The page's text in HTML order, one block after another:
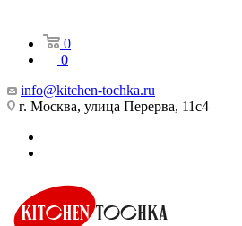
0
0
info@kitchen-tochka.ru
г. Москва, улица Перерва, 11с4